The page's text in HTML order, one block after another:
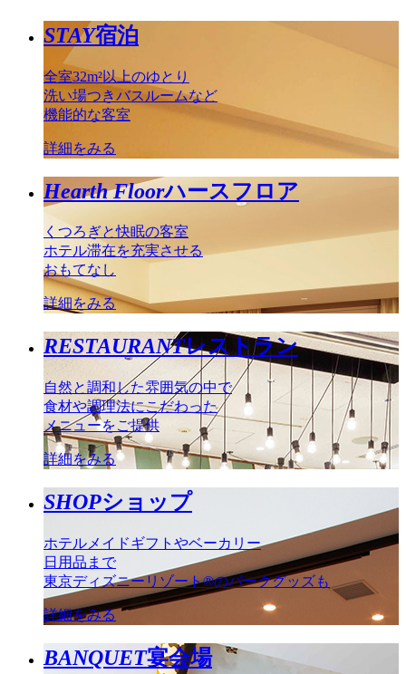
STAY宿泊
全室32m²以上のゆとり
洗い場つきバスルームなど
機能的な客室
詳細をみる
Hearth Floorハースフロア
くつろぎと快眠の客室
ホテル滞在を充実させる
おもてなし
詳細をみる
RESTAURANTレストラン
自然と調和した雰囲気の中で
食材や調理法にこだわった
メニューをご提供
詳細をみる
SHOPショップ
ホテルメイドギフトやベーカリー
日用品まで
東京ディズニーリゾート®のパークグッズも
詳細をみる
BANQUET宴会場